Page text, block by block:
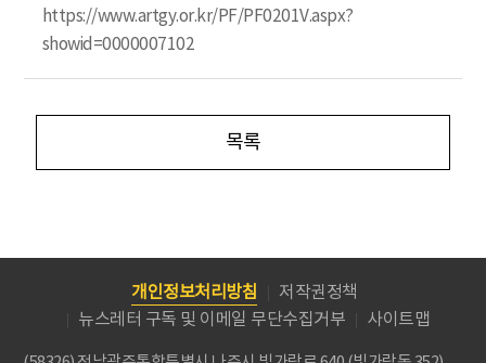
https://www.artgy.or.kr/PF/PF0201V.aspx?
showid=0000007102
목록
개인정보처리방침
저작권정책
뉴스레터 구독 및 이메일 무단수집거부
사이트맵